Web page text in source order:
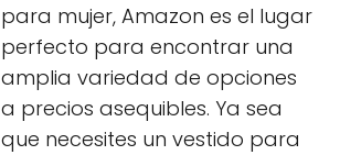
para mujer, Amazon es el lugar
perfecto para encontrar una
amplia variedad de opciones
a precios asequibles. Ya sea
que necesites un vestido para